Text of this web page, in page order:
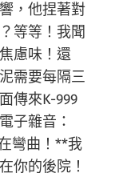
，他捏著對
等等！我聞
慮味！還
需要每隔三
傳來K-999
子雜音：
彎曲！**我
你的後院！